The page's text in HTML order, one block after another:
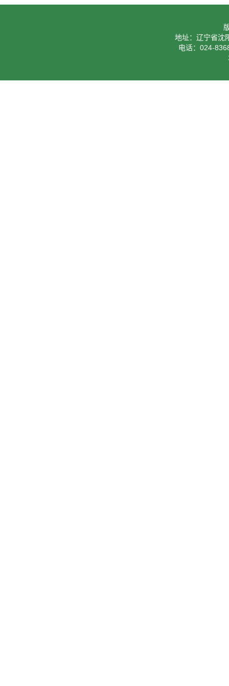
地址：辽宁省沈
电话：024-